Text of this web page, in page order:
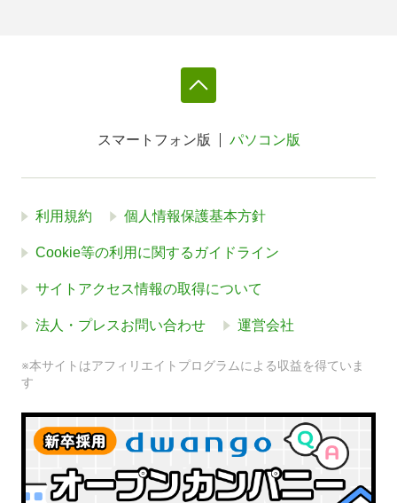
スマートフォン版 パソコン版
利用規約 個人情報保護基本方針
Cookie等の利用に関するガイドライン
サイトアクセス情報の取得について
法人・プレスお問い合わせ 運営会社
※本サイトはアフィリエイトプログラムによる収益を得ていま
す